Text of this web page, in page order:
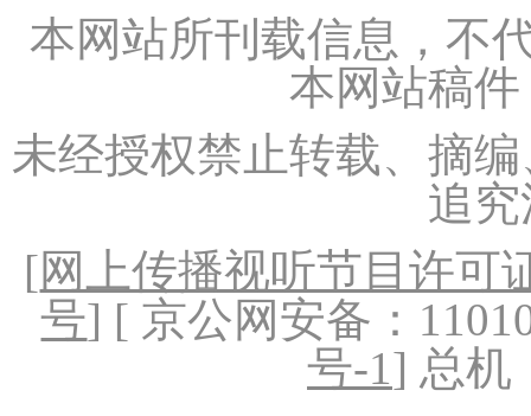
本网站所刊载信息，不
本网站稿
未经授权禁止转载、摘
追
[网上传播视听节目许可
号] [ 京公网安备：
号-1] 总机